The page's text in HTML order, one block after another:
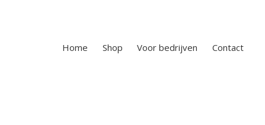
Home Shop Voor bedrijven Contact